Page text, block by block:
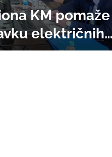
KM pomaže
električnih i
dvoje